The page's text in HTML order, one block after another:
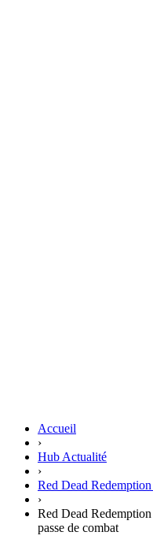
Accueil
›
Hub Actualité
›
Red Dead Redemption
›
Red Dead
passe de combat